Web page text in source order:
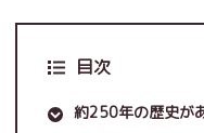
目次
約250年の歴史が